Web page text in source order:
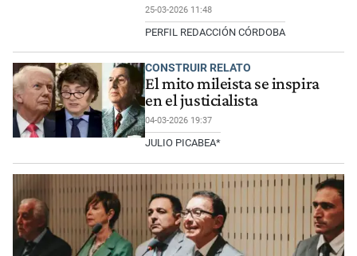
25-03-2026 11:48
PERFIL REDACCIÓN CÓRDOBA
CONSTRUIR RELATO
El mito mileista se inspira
en el justicialista
04-03-2026 19:37
JULIO PICABEA*